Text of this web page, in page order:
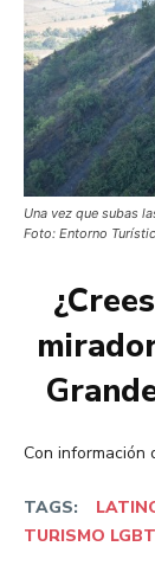
Una vez que subas
Foto: Entorno
Con información
TAGS:
TURISMO LGBT